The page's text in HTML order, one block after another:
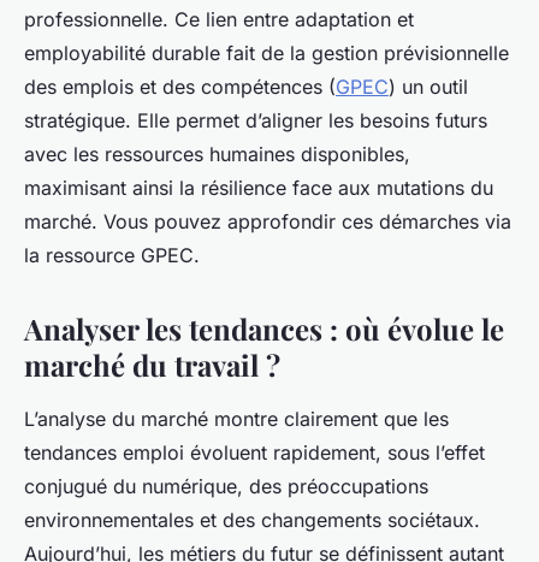
professionnelle. Ce lien entre adaptation et
employabilité durable fait de la gestion prévisionnelle
des emplois et des compétences (GPEC) un outil
stratégique. Elle permet d’aligner les besoins futurs
avec les ressources humaines disponibles,
maximisant ainsi la résilience face aux mutations du
marché. Vous pouvez approfondir ces démarches via
la ressource GPEC.
Analyser les tendances : où évolue le
marché du travail ?
L’analyse du marché montre clairement que les
tendances emploi évoluent rapidement, sous l’effet
conjugué du numérique, des préoccupations
environnementales et des changements sociétaux.
Aujourd’hui, les métiers du futur se définissent autant